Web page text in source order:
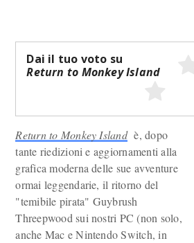
Dai il tuo voto su
Return to Monkey Island
Return to Monkey Islandè, dopo
tante riedizioni e aggiornamenti alla
grafica moderna delle sue avventure
ormai leggendarie, il ritorno del
"temibile pirata" Guybrush
Threepwood sui nostri PC (non solo,
anche Mac e Nintendo Switch, in